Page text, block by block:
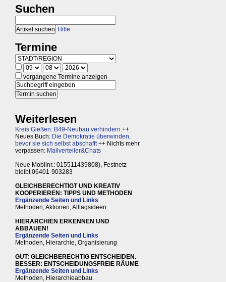
Suchen
Hilfe
Termine
vergangene Termine anzeigen
Weiterlesen
Kreis Gießen: B49-Neubau verhindern ++
Neues Buch: Die Demokratie überwinden,
bevor sie sich selbst abschafft++ Nichts mehr
verpassen: Mailverteiler&Chats
Neue Mobilnr.: 015511439808), Festnetz
bleibt 06401-903283
GLEICHBERECHTIGT UND KREATIV
KOOPERIEREN: TIPPS UND METHODEN
Ergänzende Seiten und Links
Methoden, Aktionen, Alltagsideen
HIERARCHIEN ERKENNEN UND
ABBAUEN!
Ergänzende Seiten und Links
Methoden, Hierarchie, Organisierung
GUT: GLEICHBERECHTIG ENTSCHEIDEN.
BESSER: ENTSCHEIDUNGSFREIE RÄUME
Ergänzende Seiten und Links
Methoden, Hierarchieabbau.